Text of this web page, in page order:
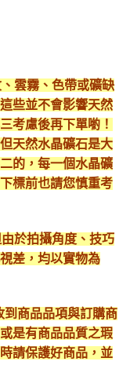
雲霧、色帶或礦缺
些並不會影響天然
考慮後再下單喲！
天然水晶礦石是大
的，每一個水晶礦
標前也請您慎重考
於拍攝角度、技巧
差，均以實物為
到商品品項與訂購商
是有商品品質之瑕
請保護好商品，並